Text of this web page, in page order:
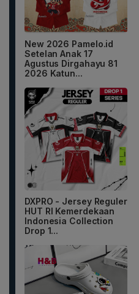
New 2026 Pamelo.id
Setelan Anak 17
Agustus Dirgahayu 81
2026 Katun...
DXPRO - Jersey Reguler
HUT RI Kemerdekaan
Indonesia Collection
Drop 1...